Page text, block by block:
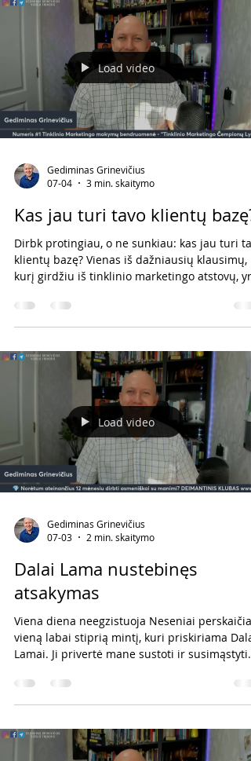
neprisijungia į komandą? * Kodėl nėra
Atsakymas dažniausiai labai paprastas.
Problema nėra versle. Problema – veiksmų
kiekyje. Pajamas generuojantys veiksmai
iš Alex H
Load video
Gediminas Grinevičius
07-04
3 min. skaitymo
Kas jau turi tavo klientų bazę?
Dirbk protingiau, o ne sunkiau: kas jau turi
klientų bazę? Vienas iš dažniausių klausimų,
kurį girdžiu iš tinklinio marketingo atstovų,
Dažniausiai žmonės pradeda ieškoti visur –
socialinėje medijoje, tarp draugų, pažįstamų
šiandien noriu pasiūlyti šiek tiek kitokį požiūrį.
Kaip dirbti protingiau, o ne sunkiau?
labai paprastas. Pradėk ieškoti žmonių, kurie
jau turi tav
Load video
Gediminas Grinevičius
07-03
2 min. skaitymo
Dalai Lama nustebinęs
atsakymas
Viena diena neegzistuoja Neseniai perskaičiau
vieną labai stiprią mintį, kuri priskiriama Dalai
Lamai. Ji privertė mane sustoti ir susimąstyti.
Dalai Lamos paklausė: „Kas tave labiausiai
stebina žmonėse?“ Jis atsakė: „Mane labiausiai
uždirbtų pinigus. O vėliau aukoja pinigus, kad
susigrąžintų sveikatą. Jis taip nerimauja dėl